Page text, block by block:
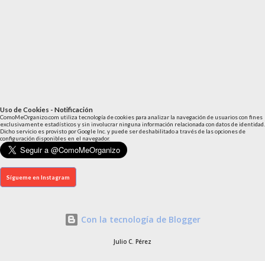
Uso de Cookies - Notificación
ComoMeOrganizo.com utiliza tecnología de cookies para analizar la navegación de usuarios con fines
exclusivamente estadísticos y sin involucrar ninguna información relacionada con datos de identidad.
Dicho servicio es provisto por Google Inc. y puede ser deshabilitado a través de las opciones de
configuración disponibles en el navegador.
Sígueme en Instagram
Con la tecnología de Blogger
Julio C. Pérez